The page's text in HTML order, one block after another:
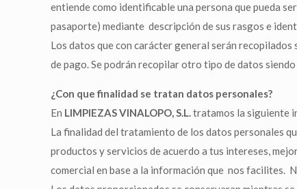
entiende como identificable una persona que pueda
pasaporte) mediante descripción de sus rasgos e
Los datos que con carácter general serán
de pago. Se podrán recopilar otro tipo de datos
¿Con que finalidad se tratan datos personales?
En LIMPIEZAS VINALOPO, S.L.tratamos la siguiente
La finalidad del tratamiento de los datos personales
productos y servicios de acuerdo a tus intereses,
comercial en base a la información que nos facilites.